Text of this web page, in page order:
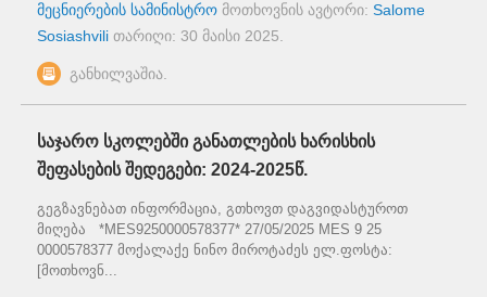
მეცნიერების სამინისტრო მოთხოვნის ავტორი: Salome
Sosiashvili თარიღი: 30 მაისი 2025.
განხილვაშია.
საჯარო სკოლებში განათლების ხარისხის
შეფასების შედეგები: 2024-2025წ.
გეგზავნებათ ინფორმაცია, გთხოვთ დაგვიდასტუროთ
მიღება *MES9250000578377* 27/05/2025 MES 9 25
0000578377 მოქალაქე ნინო მიროტაძეს ელ.ფოსტა:
[მოთხოვნ...